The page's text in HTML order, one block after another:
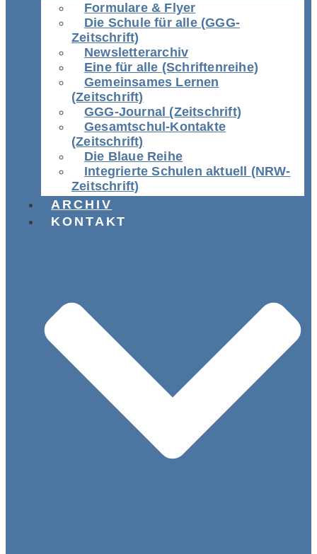
Formulare & Flyer
Die Schule für alle (GGG-
Zeitschrift)
Newsletterarchiv
Eine für alle (Schriftenreihe)
Gemeinsames Lernen
(Zeitschrift)
GGG-Journal (Zeitschrift)
Gesamtschul-Kontakte
(Zeitschrift)
Die Blaue Reihe
Integrierte Schulen aktuell (NRW-
Zeitschrift)
ARCHIV
KONTAKT